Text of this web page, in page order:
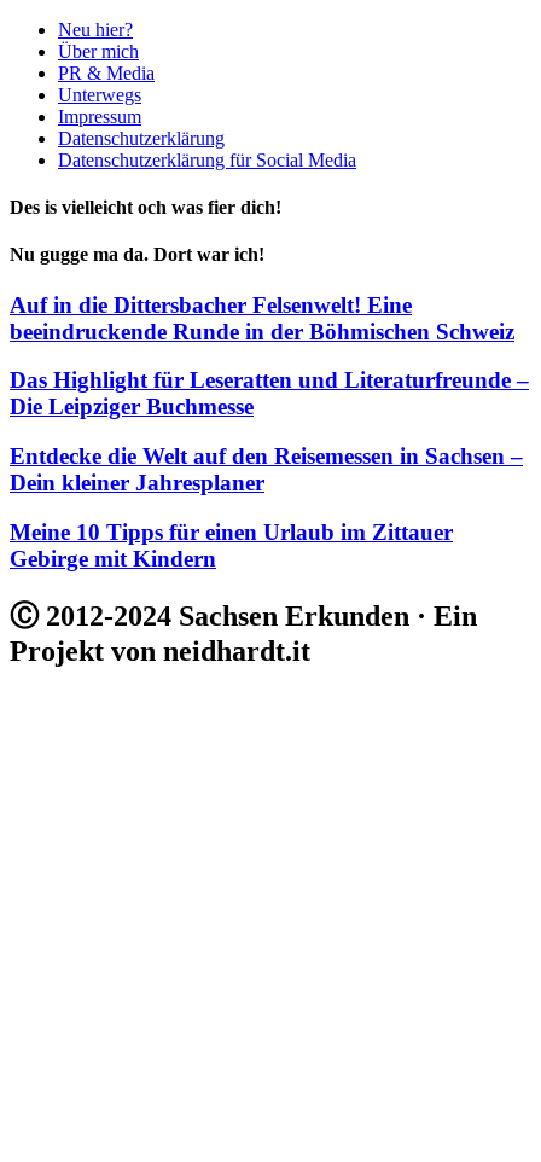
Neu hier?
Über mich
PR & Media
Unterwegs
Impressum
Datenschutzerklärung
Datenschutzerklärung für Social Media
Des is vielleicht och was fier dich!
Nu gugge ma da. Dort war ich!
Auf in die Dittersbacher Felsenwelt! Eine
beeindruckende Runde in der Böhmischen Schweiz
Das Highlight für Leseratten und Literaturfreunde –
Die Leipziger Buchmesse
Entdecke die Welt auf den Reisemessen in Sachsen –
Dein kleiner Jahresplaner
Meine 10 Tipps für einen Urlaub im Zittauer
Gebirge mit Kindern
Ⓒ 2012-2024 Sachsen Erkunden · Ein
Projekt von neidhardt.it